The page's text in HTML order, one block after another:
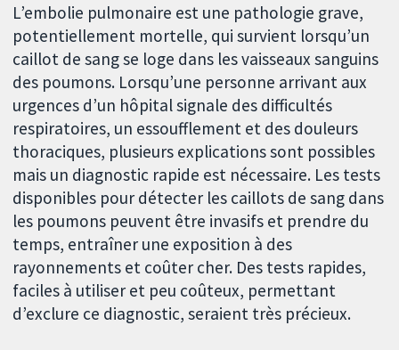
L’embolie pulmonaire est une pathologie grave,
potentiellement mortelle, qui survient lorsqu’un
caillot de sang se loge dans les vaisseaux sanguins
des poumons. Lorsqu’une personne arrivant aux
urgences d’un hôpital signale des difficultés
respiratoires, un essoufflement et des douleurs
thoraciques, plusieurs explications sont possibles
mais un diagnostic rapide est nécessaire. Les tests
disponibles pour détecter les caillots de sang dans
les poumons peuvent être invasifs et prendre du
temps, entraîner une exposition à des
rayonnements et coûter cher. Des tests rapides,
faciles à utiliser et peu coûteux, permettant
d’exclure ce diagnostic, seraient très précieux.